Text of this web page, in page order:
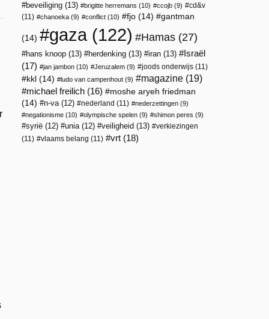
beveiliging (13) brigitte herremans (10) ccojb (9)
cd&v
(11)
chanoeka (9) conflict (10) fjo (14) gantman
(14) gaza(122) Hamas (27)
hans knoop (13) herdenking (13) iran (13)
Israël
(17)
jan jambon (10) Jeruzalem (9) joods onderwijs (11)
kkl (14) ludo van campenhout (9) magazine (19)
michael freilich (16)
moshe aryeh friedman
(14)
n-va(12) nederland (11) nederzettingen (9)
negationisme (10) olympische spelen (9) shimon peres (9)
syrië (12) unia(12) veiligheid (13)
verkiezingen
(11)
vlaams belang (11) vrt (18)